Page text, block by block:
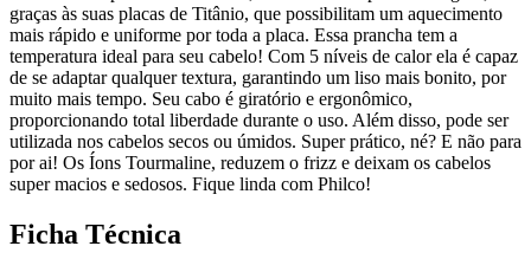
graças às suas placas de Titânio, que possibilitam um aquecimento
mais rápido e uniforme por toda a placa. Essa prancha tem a
temperatura ideal para seu cabelo! Com 5 níveis de calor ela é capaz
de se adaptar qualquer textura, garantindo um liso mais bonito, por
muito mais tempo. Seu cabo é giratório e ergonômico,
proporcionando total liberdade durante o uso. Além disso, pode ser
utilizada nos cabelos secos ou úmidos. Super prático, né? E não para
por ai! Os Íons Tourmaline, reduzem o frizz e deixam os cabelos
super macios e sedosos. Fique linda com Philco!
Ficha Técnica